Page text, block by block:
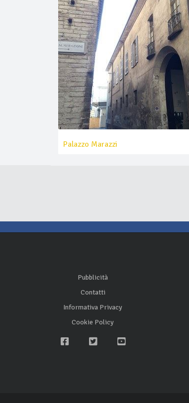
Palazzo Marazzi
Pubblicità
Contatti
Informativa Privacy
Cookie Policy